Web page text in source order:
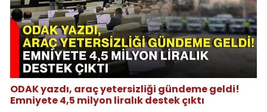
ODAK yazdı, araç yetersizliği gündeme geldi!
Emniyete 4,5 milyon liralık destek çıktı